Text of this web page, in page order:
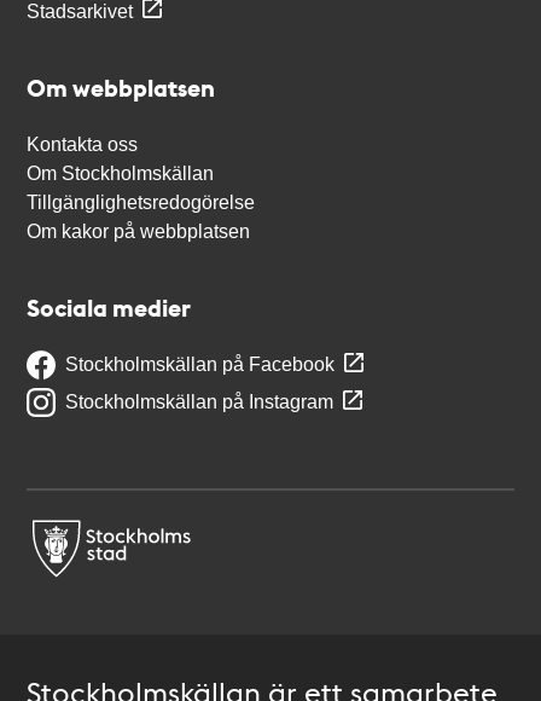
Stadsarkivet
Om webbplatsen
Kontakta oss
Om Stockholmskällan
Tillgänglighetsredogörelse
Om kakor på webbplatsen
Sociala medier
Stockholmskällan på Facebook
Stockholmskällan på Instagram
Stockholmskällan är ett samarbete